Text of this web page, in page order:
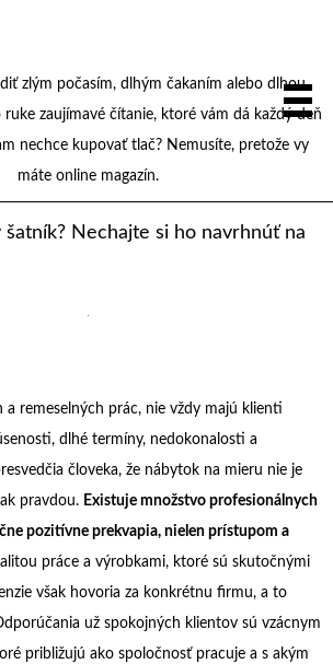
zlým počasím, dlhým čakaním alebo dlhou
zaujímavé čítanie, ktoré vám dá každý deň
nechce kupovať tlač? Nemusíte, pretože vy
máte online magazín.
Nechajte si ho navrhnúť na
a remeselných prác, nie vždy majú klienti
dlhé termíny, nedokonalosti a
človeka, že nábytok na mieru nie je
pravdou. Existuje množstvo profesionálnych
pozitívne prekvapia, nielen prístupom a
práce a výrobkami, ktoré sú skutočnými
však hovoria za konkrétnu firmu, a to
už spokojných klientov sú vzácnym
približujú ako spoločnosť pracuje a s akým